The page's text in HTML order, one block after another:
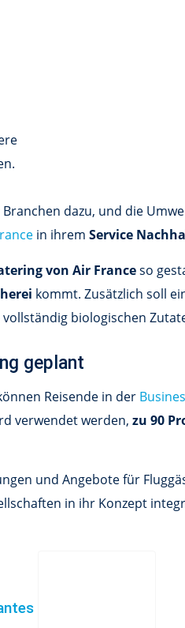
dazu, und die
in ihrem Service
von Air Franceso
kommt. Zusätzlich soll
biologischen
geplant
Reisende in der
verwendet werden, zu 90
und Angebote für
in ihr Konzept